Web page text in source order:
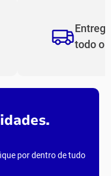
todo o
por dentro de tudo